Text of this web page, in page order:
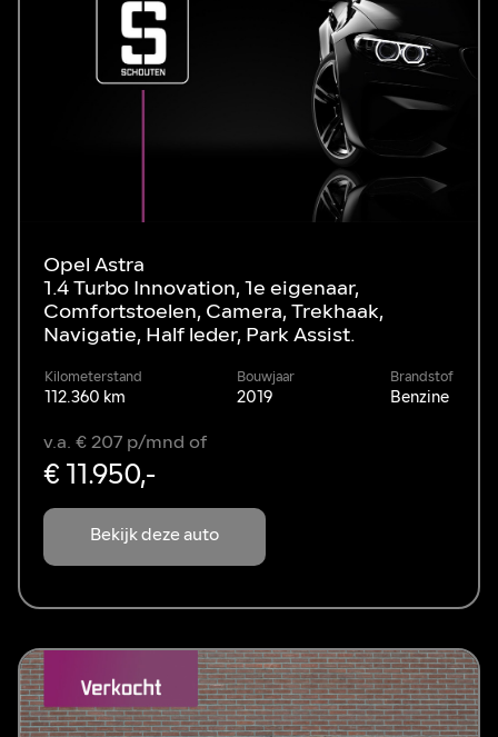
Opel Astra
1.4 Turbo Innovation, 1e eigenaar,
Comfortstoelen, Camera, Trekhaak,
Navigatie, Half leder, Park Assist.
Kilometerstand
112.360 km
Bouwjaar
2019
Brandstof
Benzine
Bekijk deze auto
v.a. € 207 p/mnd of
€ 11.950,-